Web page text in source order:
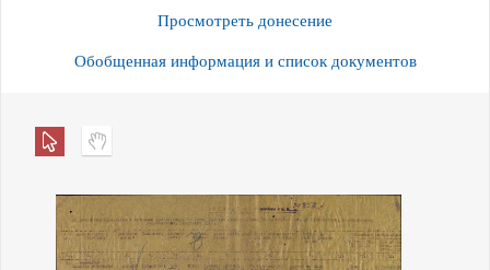
Просмотреть донесение
Обобщенная информация и список документов